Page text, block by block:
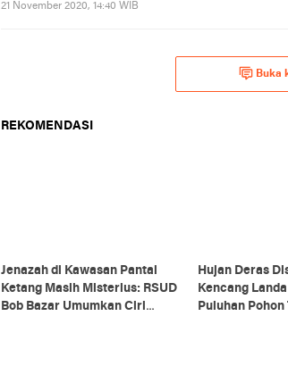
21 November 2020, 14:40 WIB
Buka
REKOMENDASI
Jenazah di Kawasan Pantai
Ketang Masih Misterius: RSUD
Bob Bazar Umumkan Ciri
Hujan Deras
Kencang
Puluhan Pohon